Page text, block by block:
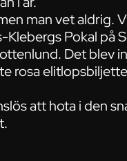
man vet aldrig.
Pokal på
Det blev
rosa
att hota i den